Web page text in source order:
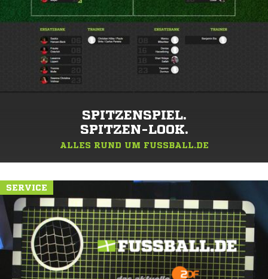
SPITZENSPIEL.
SPITZEN-LOOK.
ALLES RUND UM FUSSBALL.DE
SERVICE